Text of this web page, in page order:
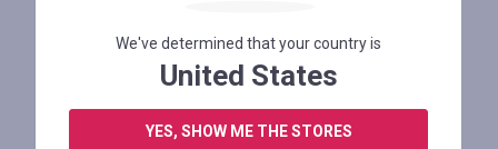
oferta
+100%
We've determined that your country is
United States
YES, SHOW ME THE STORES